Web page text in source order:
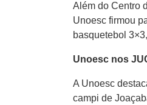
Além do Centro
Unoesc firmou
basquetebol
Unoesc nos
A Unoesc
campi de